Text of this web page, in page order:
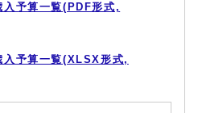
入予算一覧(PDF形式,
入予算一覧(XLSX形式,